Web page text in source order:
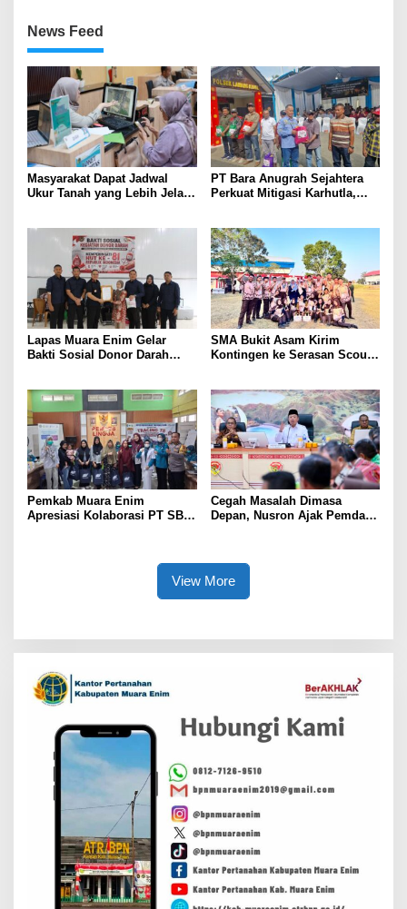
News Feed
Masyarakat Dapat Jadwal
Ukur Tanah yang Lebih Jelas
PT Bara Anugrah Sejahtera
Perkuat Mitigasi Karhutla,
Lapas Muara Enim Gelar
Bakti Sosial Donor Darah
SMA Bukit Asam Kirim
Kontingen ke Serasan Scout
Siswa
Pemkab Muara Enim
Apresiasi Kolaborasi PT SBS
Cegah Masalah Dimasa
Depan, Nusron Ajak Pemda
View More